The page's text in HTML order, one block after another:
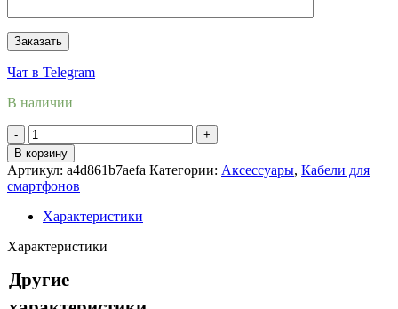
Чат в Telegram
В наличии
Количество
товара
Кабель
Baseus
cafule
Cable
For
2.4A
1m
В корзину
Артикул: a4d861b7aefa Категории: Аксессуары, Кабели для
смартфонов
Характеристики
Характеристики
Другие